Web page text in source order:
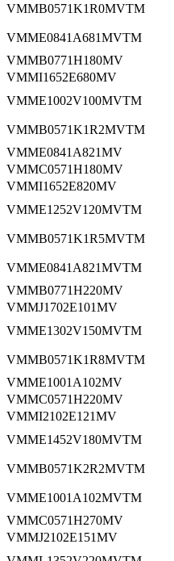
VMMB0571K1R0MVTM
VMME0841A681MVTM
VMMB0771H180MV
VMMI1652E680MV
VMME1002V100MVTM
VMMB0571K1R2MVTM
VMME0841A821MV
VMMC0571H180MV
VMMI1652E820MV
VMME1252V120MVTM
VMMB0571K1R5MVTM
VMME0841A821MVTM
VMMB0771H220MV
VMMJ1702E101MV
VMME1302V150MVTM
VMMB0571K1R8MVTM
VMME1001A102MV
VMMC0571H220MV
VMMI2102E121MV
VMME1452V180MVTM
VMMB0571K2R2MVTM
VMME1001A102MVTM
VMMC0571H270MV
VMMJ2102E151MV